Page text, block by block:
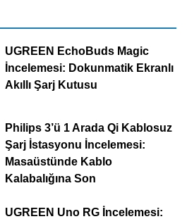
UGREEN EchoBuds Magic
İncelemesi: Dokunmatik Ekranlı
Akıllı Şarj Kutusu
Philips 3’ü 1 Arada Qi Kablosuz
Şarj İstasyonu İncelemesi:
Masaüstünde Kablo
Kalabalığına Son
UGREEN Uno RG İncelemesi: